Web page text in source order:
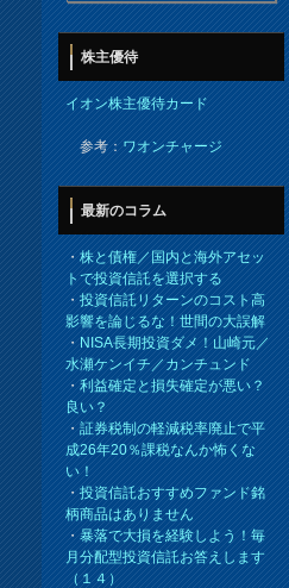
株主優待
イオン株主優待カード
参考：ワオンチャージ
最新のコラム
・株と債権／国内と海外アセッ
トで投資信託を選択する
・投資信託リターンのコスト高
影響を論じるな！世間の大誤解
・NISA長期投資ダメ！山崎元／
水瀬ケンイチ／カンチュンド
・利益確定と損失確定が悪い？
良い？
・証券税制の軽減税率廃止で平
成26年20％課税なんか怖くな
い！
・投資信託おすすめファンド銘
柄商品はありません
・暴落で大損を経験しよう！毎
月分配型投資信託お答えします
（１４）